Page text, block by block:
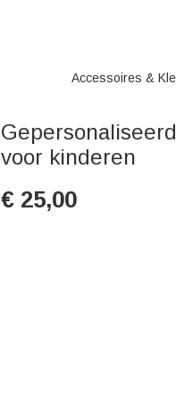
Accessoires &
voor kinderen
€ 25,00